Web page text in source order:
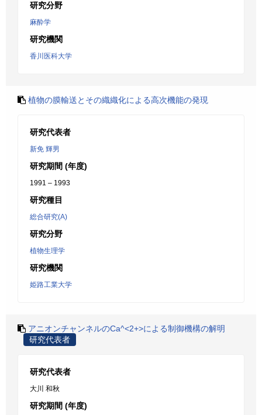
研究分野
麻酔学
研究機関
香川医科大学
植物の膜輸送とその織織化による高次機能の発現
研究代表者
新免 輝男
研究期間 (年度)
1991 – 1993
研究種目
総合研究(A)
研究分野
植物生理学
研究機関
姫路工業大学
アニオンチャンネルのCa^<2+>による制御機構の解明
研究代表者
研究代表者
大川 和秋
研究期間 (年度)